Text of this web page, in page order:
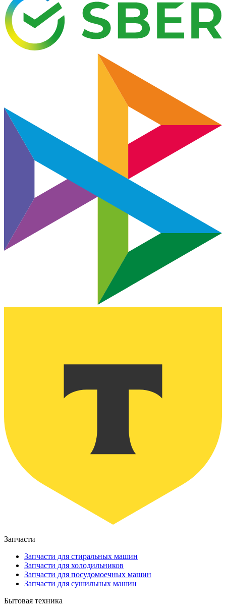
Запчасти
Запчасти для стиральных машин
Запчасти для холодильников
Запчасти для посудомоечных машин
Запчасти для сушильных машин
Бытовая техника